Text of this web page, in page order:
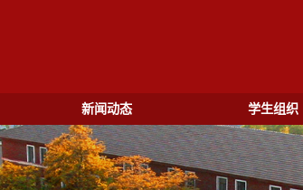
新闻动态 学生组织